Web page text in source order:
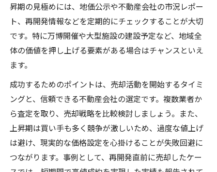
昇期の見極めには、地価公示や不動産会社の市況レポー
ト、再開発情報などを定期的にチェックすることが大切
です。特に万博開催や大型施設の建設予定など、地域全
体の価値を押し上げる要素がある場合はチャンスといえ
ます。
成功するためのポイントは、売却活動を開始するタイミ
ングと、信頼できる不動産会社の選定です。複数業者か
ら査定を取り、売却戦略を比較検討しましょう。また、
上昇期は買い手も多く競争が激しいため、過度な値上げ
は避け、現実的な価格設定を心掛けることが失敗回避に
つながります。事例として、再開発直前に売却したケー